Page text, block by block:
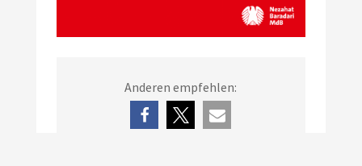
Anderen empfehlen: